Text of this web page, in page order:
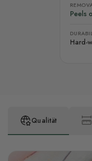
Peels
Hard-
Qualität